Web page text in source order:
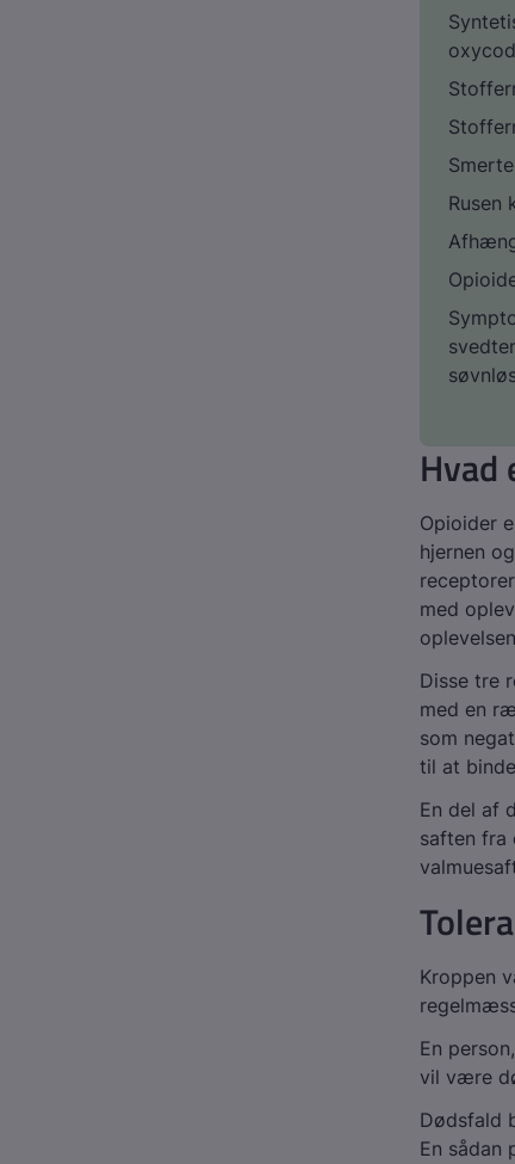
Rusen
Hvad
Opioider
hjernen
med
Disse tre
med en
som
til at
En del af
saften fra
Kroppen
En
vil være
Dødsfald
En sådan